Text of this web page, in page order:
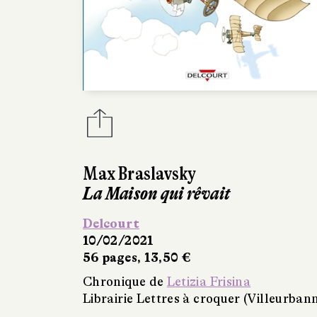
Max Braslavsky
La Maison qui rêvait
Delcourt
10/02/2021
56 pages, 13,50 €
Chronique de Letizia Frisina
Librairie Lettres à croquer